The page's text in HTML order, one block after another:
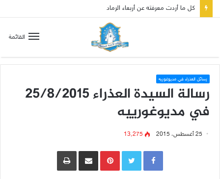
صلاة إلى مريم سلطانة السلام لتهدئة الغضب الإلهي
القائمة
رسائل العذراء في مديوغوريه
رسالة السيدة العذراء 25/8/2015
في مديوغورييه
25 أغسطس، 2015 13٬275
Pinterestمشاركة عبر البريد طباعة